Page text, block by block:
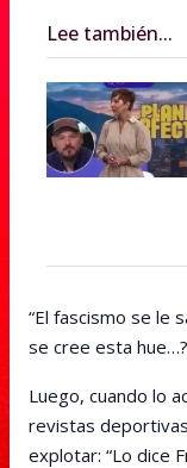
Lee también...
“El fascismo se le
se cree esta
Luego, cuando lo
revistas
explotar: “Lo dice